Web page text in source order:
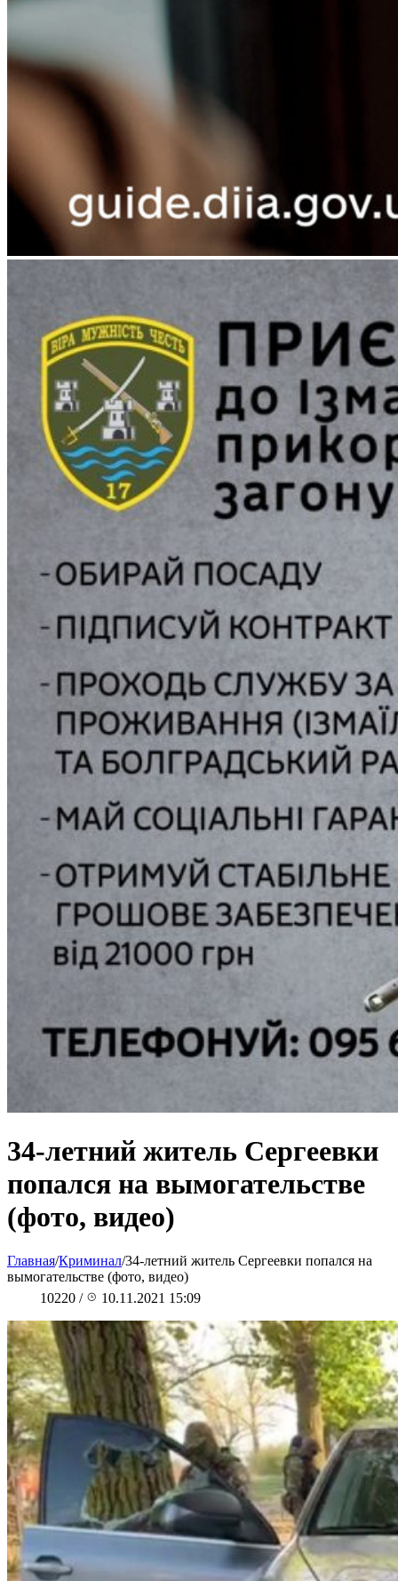
34-летний житель Сергеевки
попался на вымогательстве
(фото, видео)
Главная/Криминал/34-летний житель Сергеевки попался на
вымогательстве (фото, видео)
10220 / 10.11.2021 15:09